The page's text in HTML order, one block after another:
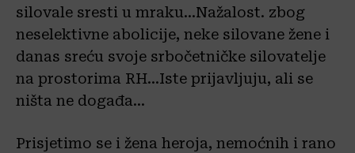
silovale sresti u mraku…Nažalost. zbog
neselektivne abolicije, neke silovane žene i
danas sreću svoje srbočetničke silovatelje
na prostorima RH…Iste prijavljuju, ali se
ništa ne događa…
Prisjetimo se i žena heroja, nemoćnih i rano